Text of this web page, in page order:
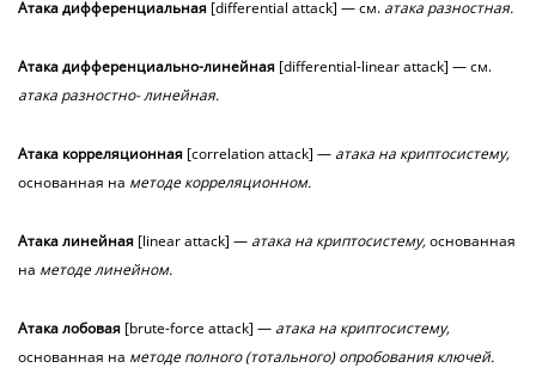
Атакадифференциальная [differential attack] — см. атака разностная.
Атакадифференциально-линейная [differential-linear attack] — см.
атака разностно- линейная.
Атака корреляционная [correlation attack] — атака на криптосистему,
основанная на методе корреляционном.
Атакалинейная [linear attack] — атака на криптосистему,основанная
на методе линейном.
Атакалобовая [brute-force attack] — атака на криптосистему,
основанная на методе полного (тотального) опробования ключей.